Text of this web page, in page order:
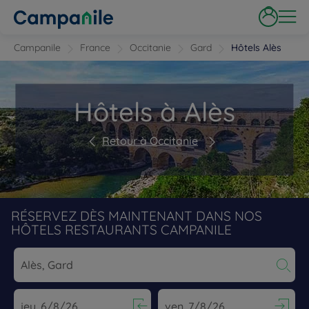
Campanile France Occitanie Gard Hôtels Alès
Hôtels à Alès
Retour à Occitanie
RÉSERVEZ DÈS MAINTENANT DANS NOS
HÔTELS RESTAURANTS CAMPANILE